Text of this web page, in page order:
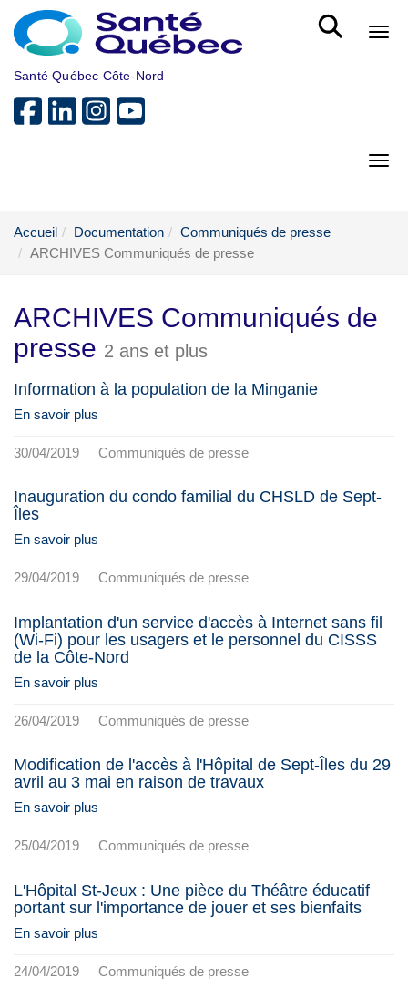
Aller au menu principal
Santé Québec Côte-Nord
Accueil Documentation
Communiqués de presse
ARCHIVES Communiqués de presse
ARCHIVES Communiqués de
presse 2 ans et plus
Information à la population de la Minganie
En savoir plus
30/04/2019 Communiqués de presse
Inauguration du condo familial du CHSLD de Sept-
Îles
En savoir plus
29/04/2019 Communiqués de presse
Implantation d'un service d'accès à Internet sans fil
(Wi-Fi) pour les usagers et le personnel du CISSS
de la Côte-Nord
En savoir plus
26/04/2019 Communiqués de presse
Modification de l'accès à l'Hôpital de Sept-Îles du 29
avril au 3 mai en raison de travaux
En savoir plus
25/04/2019 Communiqués de presse
L'Hôpital St-Jeux : Une pièce du Théâtre éducatif
portant sur l'importance de jouer et ses bienfaits
En savoir plus
24/04/2019 Communiqués de presse